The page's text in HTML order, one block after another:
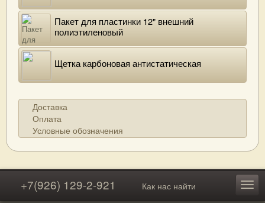
Пакет для пластинки 12" внешний
полиэтиленовый
Щетка карбоновая антистатическая
Доставка
Оплата
Условные обозначения
+7(926) 129-2-921 Как нас найти